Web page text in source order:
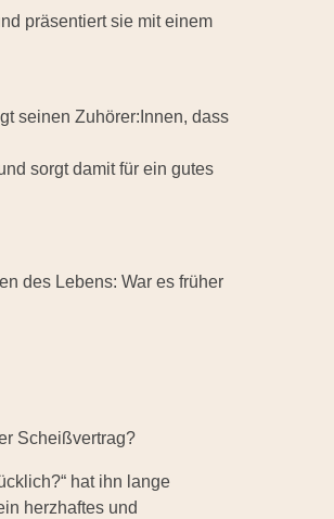
präsentiert sie mit einem
seinen Zuhörer:Innen, dass
sorgt damit für ein gutes
des Lebens: War es früher
Scheißvertrag?
hat ihn lange
herzhaftes und